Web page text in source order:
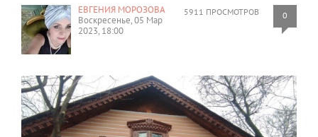
5911 ПРОСМОТРОВ 0
ЕВГЕНИЯ МОРОЗОВА
Воскресенье, 05 Мар
2023, 18:00